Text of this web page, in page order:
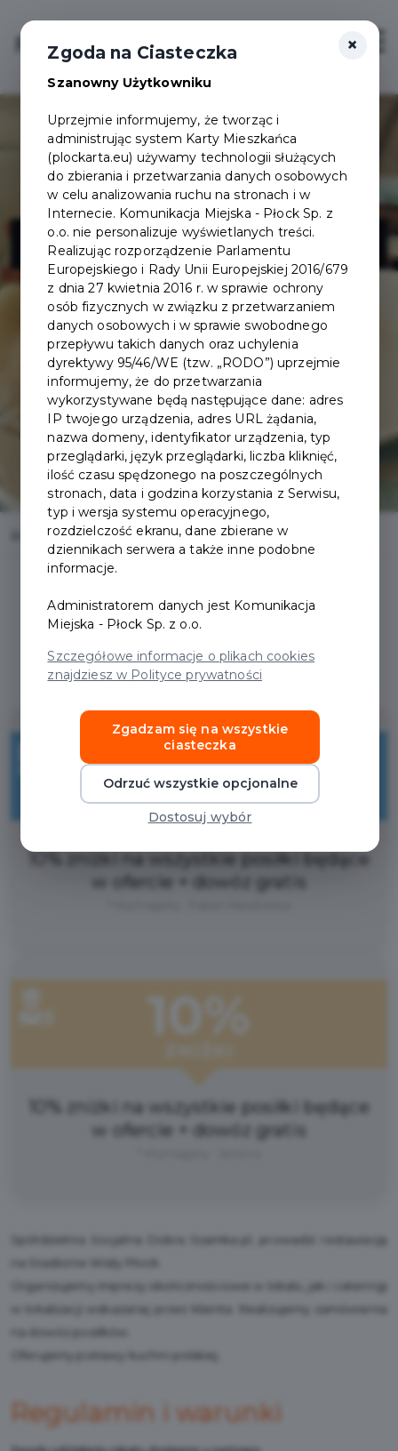
Login/Rejestracja
Trzydania pl
Home Oferty Trzydania pl
Regulamin i warunki
10%
ZNIŻKI
10% zniżki na wszystkie posiłki będące
w ofercie + dowóz gratis
10%
10% zniżki na wszystkie posiłki będące
w ofercie + dowóz gratis
Organizujemy imprezy okolicznościowe w lokalu, jak i cateringi
Regulamin i warunki
×
Zgoda na Ciasteczka
Szanowny Użytkowniku
Uprzejmie informujemy, że tworząc i
administrując system Karty Mieszkańca
(plockarta.eu) używamy technologii służących
do zbierania i przetwarzania danych osobowych
w celu analizowania ruchu na stronach i w
Internecie. Komunikacja Miejska - Płock Sp. z
o.o. nie personalizuje wyświetlanych treści.
Realizując rozporządzenie Parlamentu
Europejskiego i Rady Unii Europejskiej 2016/679
z dnia 27 kwietnia 2016 r. w sprawie ochrony
osób fizycznych w związku z przetwarzaniem
danych osobowych i w sprawie swobodnego
przepływu takich danych oraz uchylenia
dyrektywy 95/46/WE (tzw. „RODO”) uprzejmie
informujemy, że do przetwarzania
wykorzystywane będą następujące dane: adres
IP twojego urządzenia, adres URL żądania,
nazwa domeny, identyfikator urządzenia, typ
przeglądarki, język przeglądarki, liczba kliknięć,
ilość czasu spędzonego na poszczególnych
stronach, data i godzina korzystania z Serwisu,
typ i wersja systemu operacyjnego,
rozdzielczość ekranu, dane zbierane w
dziennikach serwera a także inne podobne
informacje.
Administratorem danych jest Komunikacja
Miejska - Płock Sp. z o.o.
Szczegółowe informacje o plikach cookies
znajdziesz w Polityce prywatności
Zgadzam się na wszystkie
ciasteczka
Odrzuć wszystkie opcjonalne
Dostosuj wybór